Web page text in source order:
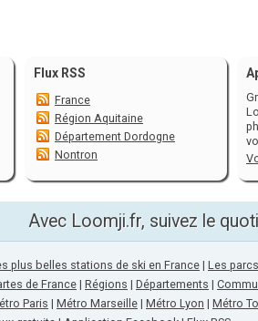
Flux RSS
France
Région Aquitaine
Département Dordogne
Nontron
Avec Loomji.fr, suivez le
plus belles stations de ski en France | Les
de France| Régions | Départements |
Paris | Métro Marseille | Métro Lyon | Métro